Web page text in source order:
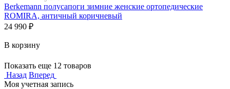
Berkemann полусапоги зимние женские ортопедические
ROMIRA, античный коричневый
24 990 ₽
В корзину
Показать еще 12 товаров
Назад Вперед
Моя учетная запись